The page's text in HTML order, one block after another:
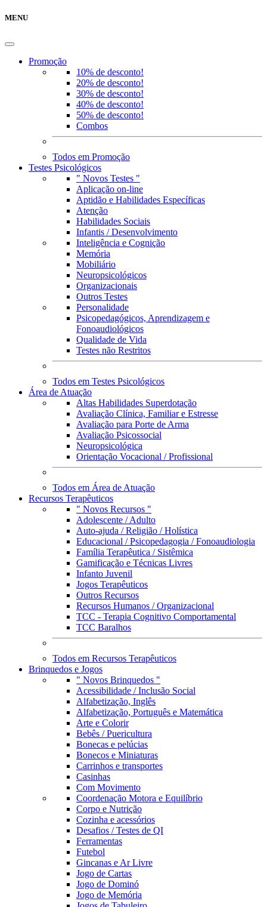
MENU
Promoção
10% de desconto!
20% de desconto!
30% de desconto!
40% de desconto!
50% de desconto!
Combos
Todos em Promoção
Testes Psicológicos
" Novos Testes "
Aplicação on-line
Aptidão e Habilidades Específicas
Atenção
Habilidades Sociais
Infantis / Desenvolvimento
Inteligência e Cognição
Memória
Mobiliário
Neuropsicológicos
Organizacionais
Outros Testes
Personalidade
Psicopedagógicos, Aprendizagem e
Fonoaudiológicos
Qualidade de Vida
Testes não Restritos
Todos em Testes Psicológicos
Área de Atuação
Altas Habilidades Superdotação
Avaliação Clínica, Familiar e Estresse
Avaliação para Porte de Arma
Avaliação Psicossocial
Neuropsicológica
Orientação Vocacional / Profissional
Todos em Área de Atuação
Recursos Terapêuticos
" Novos Recursos "
Adolescente / Adulto
Auto-ajuda / Religião / Holística
Educacional / Psicopedagogia / Fonoaudiologia
Família Terapêutica / Sistêmica
Gamificação e Técnicas Livres
Infanto Juvenil
Jogos Terapêuticos
Outros Recursos
Recursos Humanos / Organizacional
TCC - Terapia Cognitivo Comportamental
TCC Baralhos
Todos em Recursos Terapêuticos
Brinquedos e Jogos
" Novos Brinquedos "
Acessibilidade / Inclusão Social
Alfabetização, Inglês
Alfabetização, Português e Matemática
Arte e Colorir
Bebês / Puericultura
Bonecas e pelúcias
Bonecos e Miniaturas
Carrinhos e transportes
Casinhas
Com Movimento
Coordenação Motora e Equilíbrio
Corpo e Nutrição
Cozinha e acessórios
Desafios / Testes de QI
Ferramentas
Futebol
Gincanas e Ar Livre
Jogo de Cartas
Jogo de Dominó
Jogo de Memória